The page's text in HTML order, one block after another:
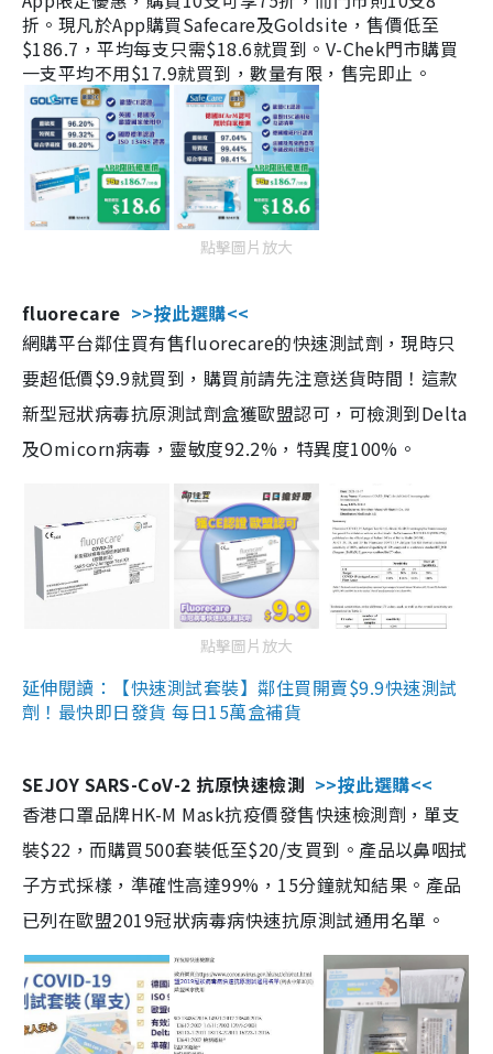
折。現凡於App購買Safecare及Goldsite，售價低至
$186.7，平均每支只需$18.6就買到。V-Chek門市購買
一支平均不用$17.9就買到，數量有限，售完即止。
點擊圖片放大
fluorecare >>按此選購<<
網購平台鄰住買有售fluorecare的快速測試劑，現時只
要超低價$9.9就買到，購買前請先注意送貨時間！這款
新型冠狀病毒抗原測試劑盒獲歐盟認可，可檢測到Delta
及Omicorn病毒，靈敏度92.2%，特異度100%。
點擊圖片放大
延伸閱讀：【快速測試套裝】鄰住買開賣$9.9快速測試
劑！最快即日發貨 每日15萬盒補貨
SEJOY SARS-CoV-2 抗原快速檢測 >>按此選購<<
香港口罩品牌HK-M Mask抗疫價發售快速檢測劑，單支
裝$22，而購買500套裝低至$20/支買到。產品以鼻咽拭
子方式採樣，準確性高達99%，15分鐘就知結果。產品
已列在歐盟2019冠狀病毒病快速抗原測試通用名單。